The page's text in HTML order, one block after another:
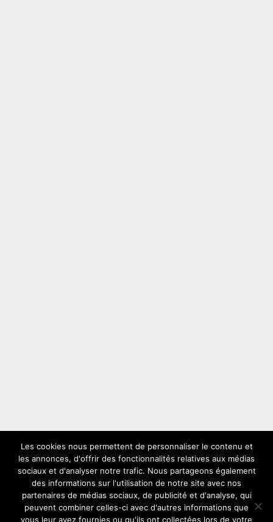
LES PLUS VUS
Les cookies nous permettent de personnaliser le contenu et
les annonces, d'offrir des fonctionnalités relatives aux médias
sociaux et d'analyser notre trafic. Nous partageons également
des informations sur l'utilisation de notre site avec nos
partenaires de médias sociaux, de publicité et d'analyse, qui
peuvent combiner celles-ci avec d'autres informations que
vous leur avez fournies ou qu'ils ont collectées lors de votre